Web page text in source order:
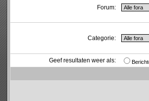
Forum:
Categorie:
Geef resultaten weer als: